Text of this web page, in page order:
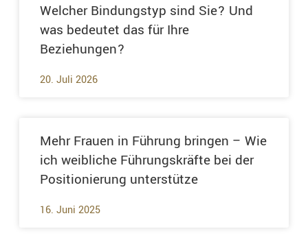
Welcher Bindungstyp sind Sie? Und
was bedeutet das für Ihre
Beziehungen?
20. Juli 2026
Mehr Frauen in Führung bringen – Wie
ich weibliche Führungskräfte bei der
Positionierung unterstütze
16. Juni 2025